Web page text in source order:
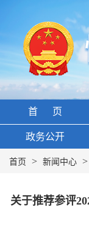
首 页
政务公开
首页 > 新闻中心 >
关于推荐参评